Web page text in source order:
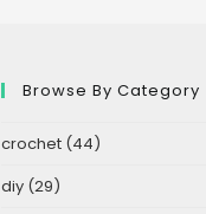
Browse By Category
crochet (44)
diy (29)